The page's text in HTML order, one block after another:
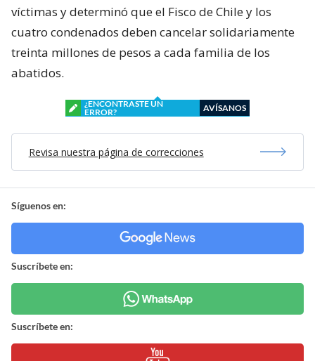
víctimas y determinó que el Fisco de Chile y los
cuatro condenados deben cancelar solidariamente
treinta millones de pesos a cada familia de los
abatidos.
¿ENCONTRASTE UN
ERROR?
AVÍSANOS
Revisa nuestra página de correcciones
Síguenos en:
Suscríbete en:
Suscríbete en: